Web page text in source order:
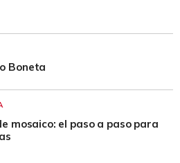
Boneta
mosaico: el paso a paso para